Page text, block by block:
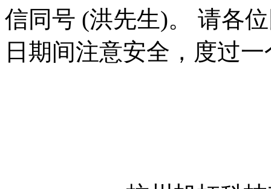
信同号 (洪先生)。 请各
日期间注意安全，度过